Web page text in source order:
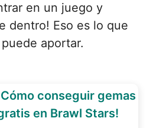
en un juego y
dentro! Eso es lo que
aportar.
conseguir gemas
en Brawl Stars!